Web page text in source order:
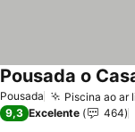
Pousada Piscina ao ar
Pousada o
9,3 Excelente 464